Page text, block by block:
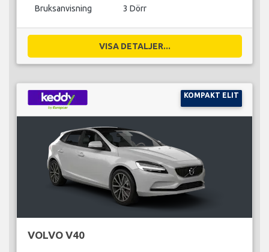
Bruksanvisning 3 Dörr
VISA DETALJER...
KOMPAKT ELIT
VOLVO V40